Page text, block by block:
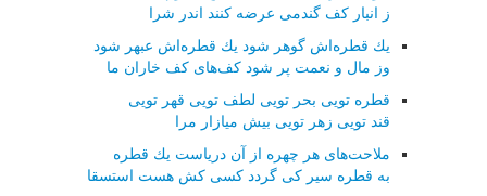
ز انبار كف گندمی عرضه كنند اندر شرا
یك قطره‌اش گوهر شود یك قطره‌اش عبهر شود
وز مال و نعمت پر شود كف‌های كف خاران ما
قطره تویی بحر تویی لطف تویی قهر تویی
قند تویی زهر تویی بیش میازار مرا
ملاحت‌های هر چهره از آن دریاست یك قطره
به قطره سیر كی گردد كسی كش هست استسقا